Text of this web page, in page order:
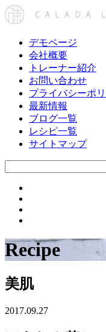
デモページ
会社概要
トレーナー紹介
お問い合わせ
プライバシーポ
最新情報
ブログ一覧
レシピ一覧
サイトマップ
Recipe
美肌
2017.09.27